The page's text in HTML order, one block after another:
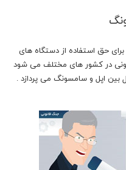
حق استفاده از دستگاه های
در کشور های مختلف می شود
بین اپل و سامسونگ می پردازد .